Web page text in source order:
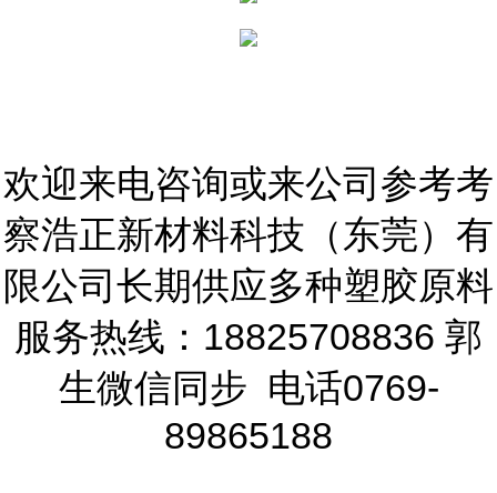
欢迎来电咨询或来公司参考考
察浩正新材料科技（东莞）有
限公司长期供应多种塑胶原料
服务热线：18825708836 郭
生微信同步 电话0769-
89865188